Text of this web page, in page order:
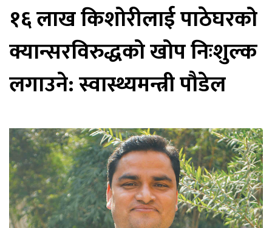
१६ लाख किशोरीलाई पाठेघरको
क्यान्सरविरुद्धको खोप निःशुल्क
लगाउने: स्वास्थ्यमन्त्री पौडेल